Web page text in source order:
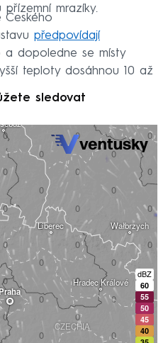
přízemní mrazíky.
předpovídají
a dopoledne se místy
teploty dosáhnou 10 až
sledovat